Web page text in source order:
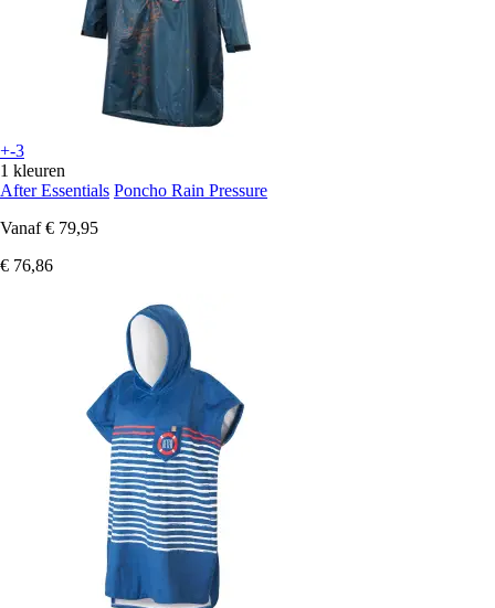
+-3
1 kleuren
After Essentials Poncho Rain Pressure
Vanaf € 79,95
€ 76,86